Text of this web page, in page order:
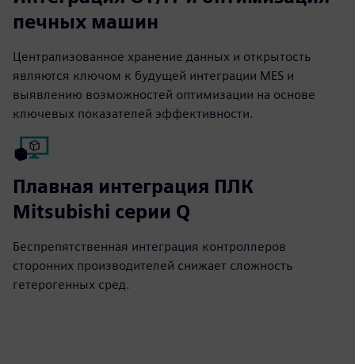
печных машин
Централизованное хранение данных и открытость
являются ключом к будущей интеграции MES и
выявлению возможностей оптимизации на основе
ключевых показателей эффективности.
Плавная интеграция ПЛК
Mitsubishi серии Q
Беспрепятственная интеграция контроллеров
сторонних производителей снижает сложность
гетерогенных сред.